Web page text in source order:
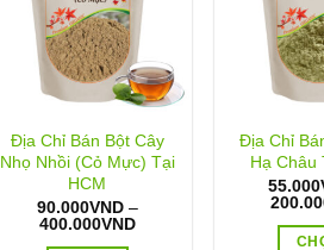
Địa Chỉ Bán Bột Cây
Nhọ Nhồi (Cỏ Mực) Tại
HCM
90.000VND –
400.000VNDKhoảng
Địa Chỉ
Hạ Châu
55.000